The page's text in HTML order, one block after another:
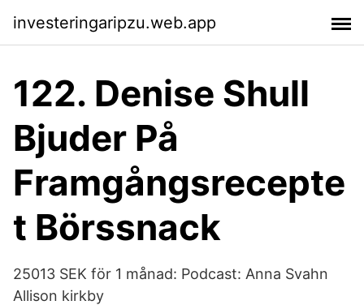
investeringaripzu.web.app
122. Denise Shull
Bjuder På
Framgångsrecepte
t Börssnack
25013 SEK för 1 månad: Podcast: Anna Svahn
Allison kirkby